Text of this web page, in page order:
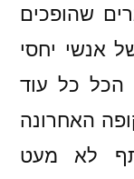
מיתוסים,
חורף
שהופכים
אנשי יחסי
הכל כל עוד
האחרונה
לא מעט